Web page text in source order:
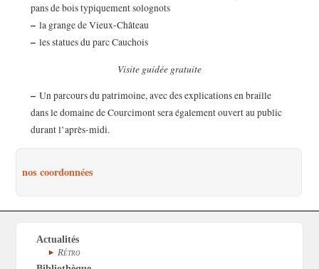
pans de bois typiquement solognots
–la grange de Vieux-Château
–les statues du parc Cauchois
Visite guidée gratuite
–Un parcours du patrimoine, avec des explications en braille
dans le domaine de Courcimont sera également ouvert au public
durant l’après-midi.
nos coordonnées
Actualités
Rétro